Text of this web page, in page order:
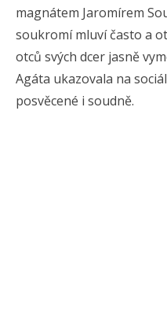
magnátem Jaromírem
soukromí mluví často a
otců svých dcer jasně
Agáta ukazovala na
posvěcené i soudně.